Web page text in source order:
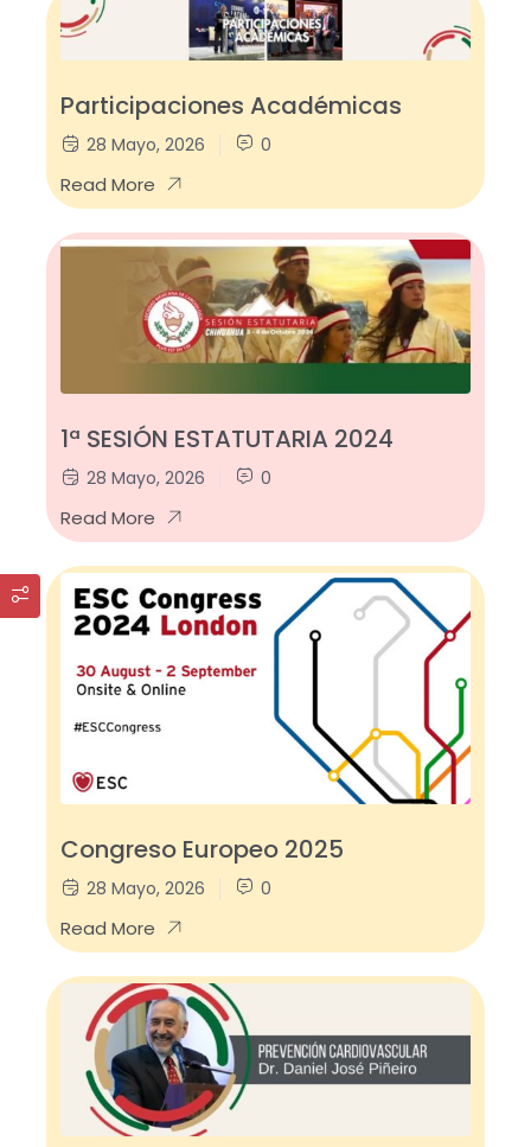
Participaciones Académicas
28 Mayo, 2026 0
Read More
1ª SESIÓN ESTATUTARIA 2024
28 Mayo, 2026 0
Read More
Congreso Europeo 2025
28 Mayo, 2026 0
Read More